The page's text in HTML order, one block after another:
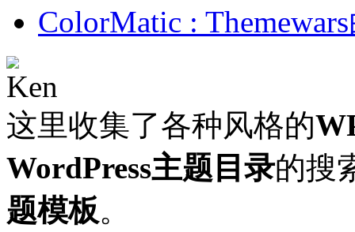
ColorMatic :
这里收集了各种风格的
WordPress主题目录的搜
题模板。